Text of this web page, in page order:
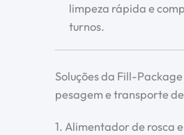
limpeza rápida e
turnos.
Soluções da Fill-
pesagem e transporte
1. Alimentador de rosca